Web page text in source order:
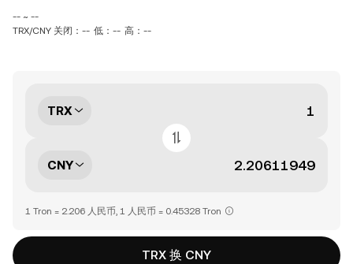
-- ~ --
TRX/CNY 关闭：-- 低：-- 高：--
TRX
CNY
1 Tron = 2.206 人民币, 1 人民币 = 0.45328 Tron
TRX 换 CNY